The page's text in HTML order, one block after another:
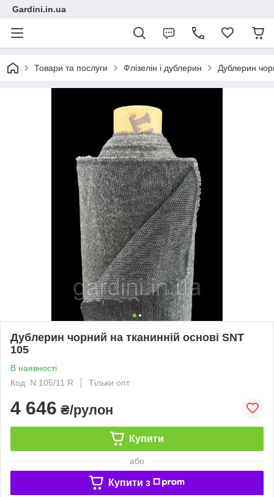
Gardini.in.ua
Товари та послуги Флізелін і дублерин Дублерин
Дублерин чорний на тканинній основі SNT
105
В наявності
Код: N 105/11 R
Тільки опт
4 646 ₴/рулон
Купити
або
Купити з